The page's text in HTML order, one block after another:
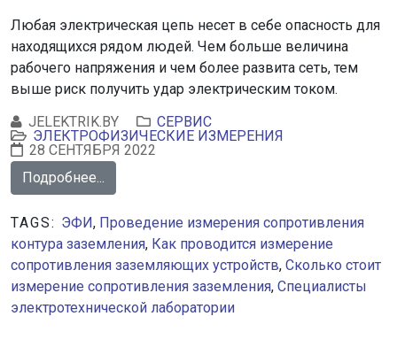
Любая электрическая цепь несет в себе опасность для
находящихся рядом людей. Чем больше величина
рабочего напряжения и чем более развита сеть, тем
выше риск получить удар электрическим током.
JELEKTRIK.BY
СЕРВИС
ЭЛЕКТРОФИЗИЧЕСКИЕ ИЗМЕРЕНИЯ
28 СЕНТЯБРЯ 2022
Подробнее...
TAGS: ЭФИ, Проведение измерения сопротивления
контура заземления, Как проводится измерение
сопротивления заземляющих устройств, Сколько стоит
измерение сопротивления заземления, Специалисты
электротехнической лаборатории